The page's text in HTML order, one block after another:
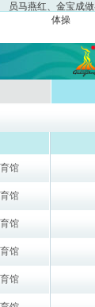
员马燕红、金宝成
体操